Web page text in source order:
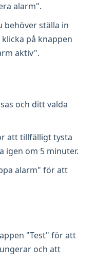
alarm".
behöver ställa in
på knappen
aktiv".
och ditt valda
att tillfälligt tysta
igen om 5 minuter.
alarm" för att
"Test" för att
och att